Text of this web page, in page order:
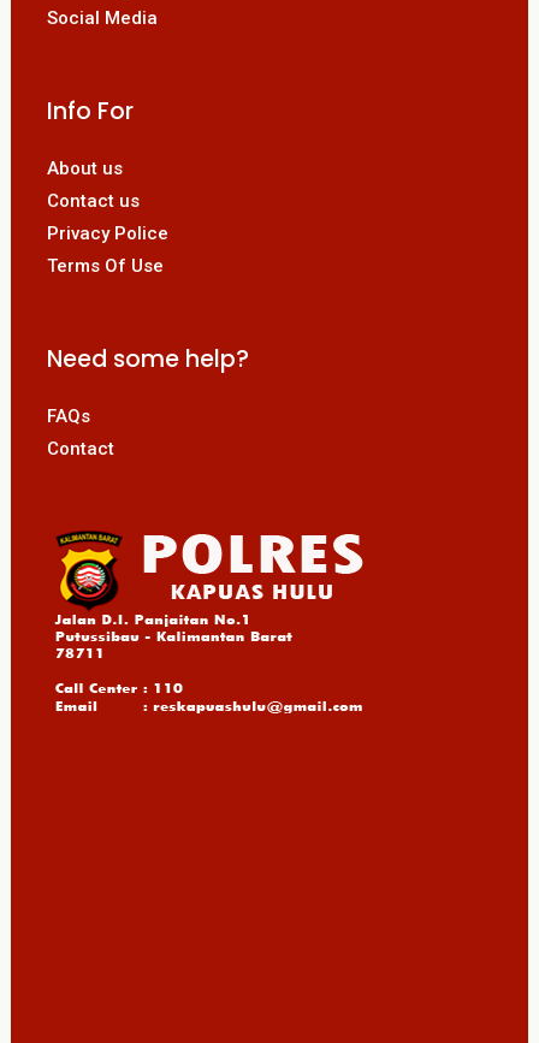
Social Media
Info For
About us
Contact us
Privacy Police
Terms Of Use
Need some help?
FAQs
Contact